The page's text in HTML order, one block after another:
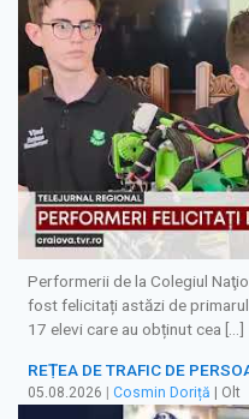
Performerii de la Colegiul
fost felicitați astăzi de
17 elevi care au obținut cea […]
REȚEA DE TRAFIC DE
05.08.2026 Cosmin Doriță | Olt